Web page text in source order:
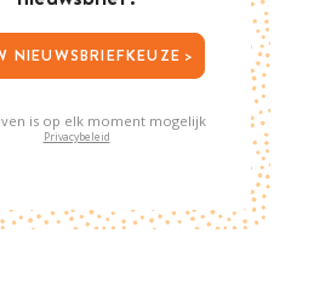
JOUW NIEUWSBRIEFKEUZE >
is op elk moment mogelijk
Privacybeleid